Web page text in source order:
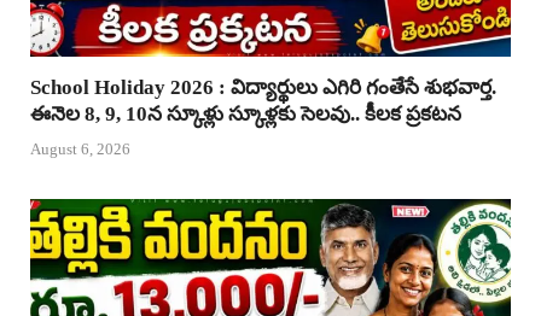
School Holiday 2026 : విద్యార్థులు ఎగిరి గంతేసే శుభవార్త.
ఈనెల 8, 9, 10న స్కూళ్లు స్కూళ్లకు సెలవు.. కీలక ప్రకటన
August 6, 2026